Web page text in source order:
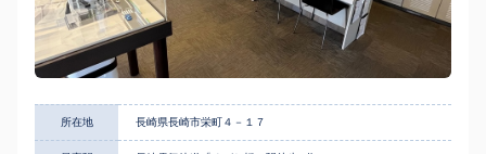
所在地 長崎県長崎市栄町４－１７